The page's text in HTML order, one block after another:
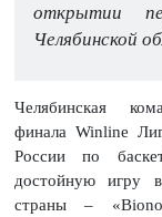
открытии
Челябинской
Челябинская
финала Winline
России по
достойную игру
страны –